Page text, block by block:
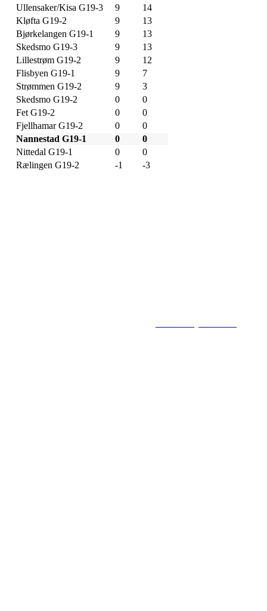
Ullensaker/Kisa G19-3
9
14
Kløfta G19-2
9
13
Bjørkelangen G19-1
9
13
Skedsmo G19-3
9
13
Lillestrøm G19-2
9
12
Flisbyen G19-1
9
7
Strømmen G19-2
9
3
Skedsmo G19-2
0
0
Fet G19-2
0
0
Fjellhamar G19-2
0
0
Nannestad G19-1
0
0
Nittedal G19-1
0
0
Rælingen G19-2
-1 -3